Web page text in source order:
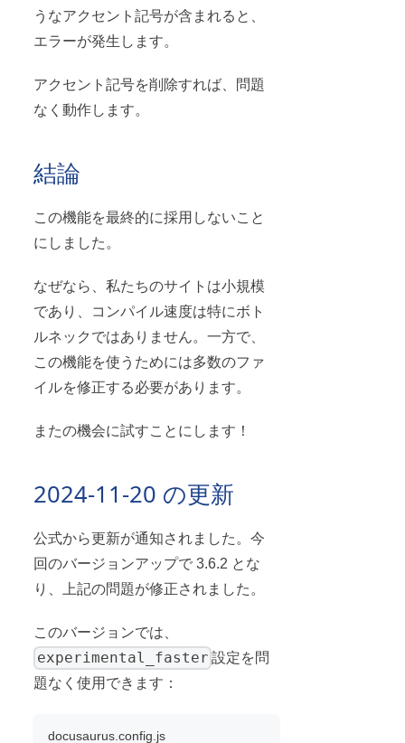
うなアクセント記号が含まれると、
エラーが発生します。
アクセント記号を削除すれば、問題
なく動作します。
結論
この機能を最終的に採用しないこと
にしました。
なぜなら、私たちのサイトは小規模
であり、コンパイル速度は特にボト
ルネックではありません。一方で、
この機能を使うためには多数のファ
イルを修正する必要があります。
またの機会に試すことにします！
2024-11-20 の更新
公式から更新が通知されました。今
回のバージョンアップで 3.6.2 とな
り、上記の問題が修正されました。
このバージョンでは、
experimental_faster 設定を問
題なく使用できます：
docusaurus.config.js